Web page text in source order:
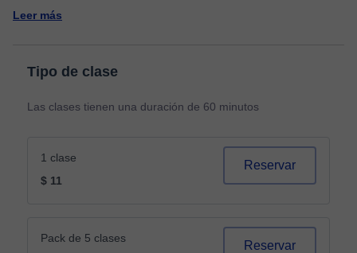
Leer más
Tipo de clase
Las clases tienen una duración de 60 minutos
1 clase
$ 11
Reservar
Pack de 5 clases
Reservar